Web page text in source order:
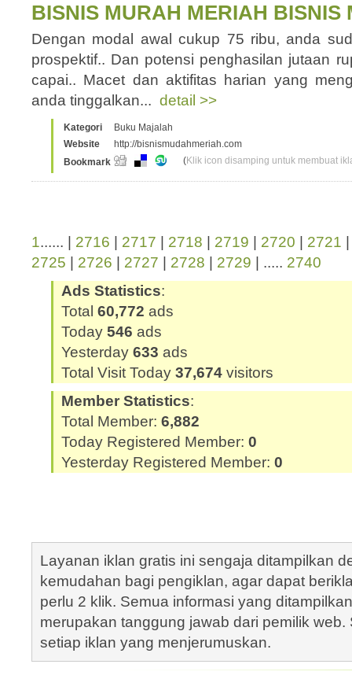
BISNIS MURAH MERIAH BISNIS
Dengan modal awal cukup 75 ribu, anda
prospektif.. Dan potensi penghasilan jutaan
capai.. Macet dan aktifitas harian yang
anda tinggalkan... detail >>
Kategori
Buku Majalah
Website
http://bisnismudahmeriah.com
Bookmark
(Klik icon disamping untuk membuat
1...... | 2716 2717 2718 2719 2720 2721
2725
2726 2727 2728 2729 | ..... 2740
Ads Statistics:
Total 60,772 ads
Today 546 ads
Yesterday 633 ads
Total Visit Today 37,674 visitors
Member Statistics:
Total Member: 6,882
Today Registered Member: 0
Yesterday Registered Member: 0
Layanan iklan gratis ini sengaja ditampilkan
kemudahan bagi pengiklan, agar dapat
perlu 2 klik. Semua informasi yang
merupakan tanggung jawab dari pemilik
setiap iklan yang menjerumuskan.